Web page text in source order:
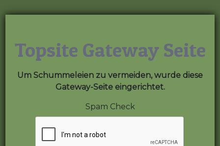
Topsite Gateway Seite
Um Schummeleien zu vermeiden, wurde diese
Gateway-Seite eingerichtet.
Spam Check